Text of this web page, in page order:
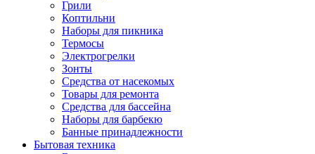
Грили
Коптильни
Наборы для пикника
Термосы
Электрогрелки
Зонты
Средства от насекомых
Товары для ремонта
Средства для бассейна
Наборы для барбекю
Банные принадлежности
Бытовая техника